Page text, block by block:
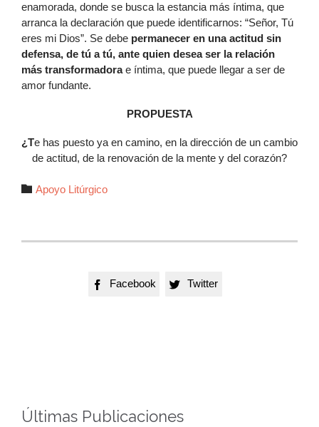
enamorada, donde se busca la estancia más íntima, que
arranca la declaración que puede identificarnos: “Señor, Tú
eres mi Dios”. Se debe permanecer en una actitud sin
defensa, de tú a tú, ante quien desea ser la relación
más transformadorae íntima, que puede llegar a ser de
amor fundante.
PROPUESTA
¿Te has puesto ya en camino, en la dirección de un cambio
de actitud, de la renovación de la mente y del corazón?
 Autor
Apoyo Litúrgico
 Facebook  Twitter
Últimas Publicaciones